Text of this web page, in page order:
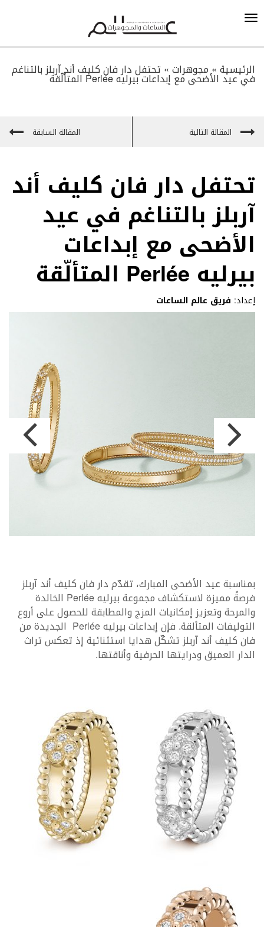
الرئيسية »مجوهرات» تحتفل دار فان كليف أند آربلز بالتناغم
في عيد الأضحى مع إبداعات بيرليه Perlée المتألّقة
المقالة التالية المقالة السابقة
تحتفل دار فان كليف أند
آربلز بالتناغم في عيد
الأضحى مع إبداعات
بيرليه Perlée المتألّقة
إعداد: فريق عالم الساعات
بمناسبة عيد الأضحى المبارك، تقدّم دار فان كليف أند آربلز
فرصةً مميزة لاستكشاف مجموعة بيرليه Perlée الخالدة
والمرحة وتعزيز إمكانيات المزج والمطابقة للحصول على أروع
التوليفات المتألقة. فإن إبداعات بيرليه Perlée الجديدة من
فان كليف أند آربلز تشكّل هدايا استثنائية إذ تعكس تراث
الدار العميق ودرايتها الحرفية وأناقتها.